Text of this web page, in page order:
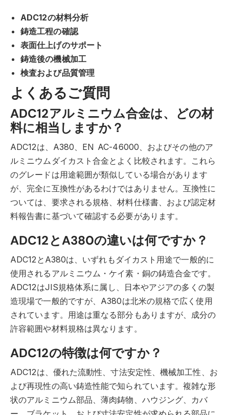
ADC12の材料分析
鋳造工程の確認
表面仕上げのサポート
鋳造後の機械加工
検査および品質管理
よくあるご質問
ADC12アルミニウム合金は、どの材
料に相当しますか？
ADC12は、A380、EN AC-46000、およびその他のア
ルミニウムダイカスト合金とよく比較されます。これら
のグレードは用途範囲が類似している場合があります
が、完全に互換性があるわけではありません。互換性に
ついては、要求される規格、材料仕様書、および認定材
料報告書に基づいて確認する必要があります。
ADC12とA380の違いは何ですか？
ADC12とA380は、いずれもダイカスト用途で一般的に
使用されるアルミニウム・ケイ素・銅の鋳造合金です。
ADC12はJIS規格体系に属し、日本やアジアの多くの製
造現場で一般的ですが、A380は北米の規格で広く使用
されています。用途は重なる部分もありますが、成分の
許容範囲や材料規格は異なります。
ADC12の特徴は何ですか？
ADC12は、優れた流動性、寸法安定性、機械加工性、お
よび再現性の高い鋳造性能で知られています。複雑な形
状のアルミニウム部品、薄肉鋳物、ハウジング、カバ